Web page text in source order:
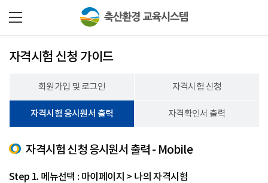
자격시험 신청 가이드
회원가입 및 로그인 자격시험 신청
자격시험 응시원서 출력 자격확인서 출력
자격시험 신청 응시원서 출력 - Mobile
Step 1. 메뉴선택 : 마이페이지 > 나의 자격시험